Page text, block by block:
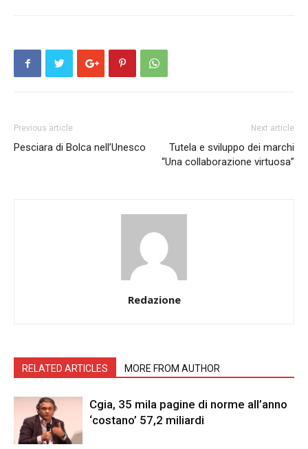
Previous article
Pesciara di Bolca nell’Unesco
Next article
Tutela e sviluppo dei marchi
“Una collaborazione virtuosa”
Redazione
RELATED ARTICLES MORE FROM AUTHOR
Cgia, 35 mila pagine di norme all’anno
‘costano’ 57,2 miliardi